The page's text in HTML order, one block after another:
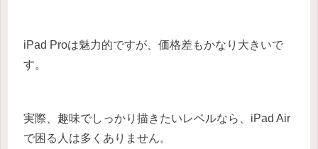
iPad Proは魅力的ですが、価格差もかなり大きいで
す。
実際、趣味でしっかり描きたいレベルなら、iPad Air
で困る人は多くありません。